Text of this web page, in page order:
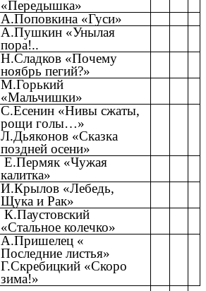
«Передышка»
А.Поповкина «Гуси»
А.Пушкин «Унылая
пора!..
Н.Сладков «Почему
ноябрь пегий?»
М.Горький
«Мальчишки»
С.Есенин «Нивы сжаты,
рощи голы…»
Л.Дьяконов «Сказка
поздней осени»
Е.Пермяк «Чужая
калитка»
И.Крылов «Лебедь,
Щука и Рак»
К.Паустовский
«Стальное колечко»
А.Пришелец «
Последние листья»
Г.Скребицкий «Скоро
зима!»